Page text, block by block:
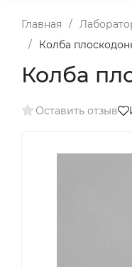
Главная /
/
Колба
Колба
Оставить отзыв